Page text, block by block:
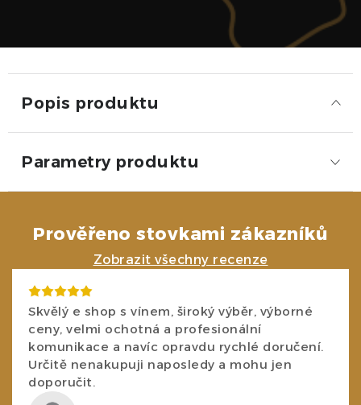
Popis produktu
Parametry produktu
Prověřeno stovkami zákazníků
Zobrazit všechny recenze
Skvělý e shop s vínem, široký výběr, výborné
ceny, velmi ochotná a profesionální
komunikace a navíc opravdu rychlé doručení.
Určitě nenakupuji naposledy a mohu jen
doporučit.